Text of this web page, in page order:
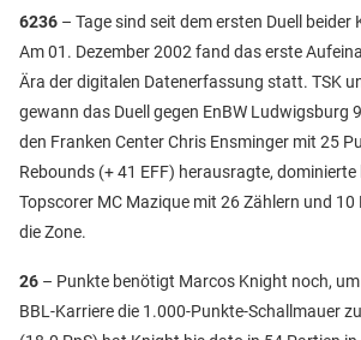
6236 – Tage sind seit dem ersten Duell beider
Am 01. Dezember 2002 fand das erste
Ära der digitalen Datenerfassung statt. TSK
gewann das Duell gegen EnBW Ludwigsburg
den Franken Center Chris Ensminger mit 25
Rebounds (+ 41 EFF) herausragte,
Topscorer MC Mazique mit 26 Zählern und 10
die Zone.
26 – Punkte benötigt Marcos Knight noch,
BBL-Karriere die 1.000-Punkte-Schallmauer